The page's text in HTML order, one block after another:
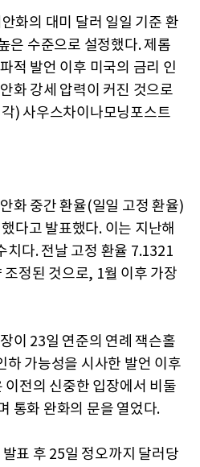
화의 대미 달러 일일 기준 환
은 수준으로 설정했다. 제롬
적 발언 이후 미국의 금리 인
화 강세 압력이 커진 것으로
) 사우스차이나모닝포스트
화 중간 환율(일일 고정 환율)
다고 발표했다. 이는 지난해
치다. 전날 고정 환율 7.1321
정된 것으로, 1월 이후 가장
이 23일 연준의 연례 잭슨홀
하 가능성을 시사한 발언 이후
이전의 신중한 입장에서 비둘
통화 완화의 문을 열었다.
표 후 25일 정오까지 달러당